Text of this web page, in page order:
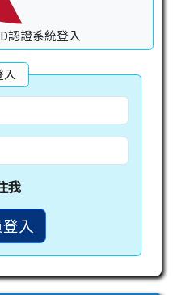
認證系統登入
入
我
入